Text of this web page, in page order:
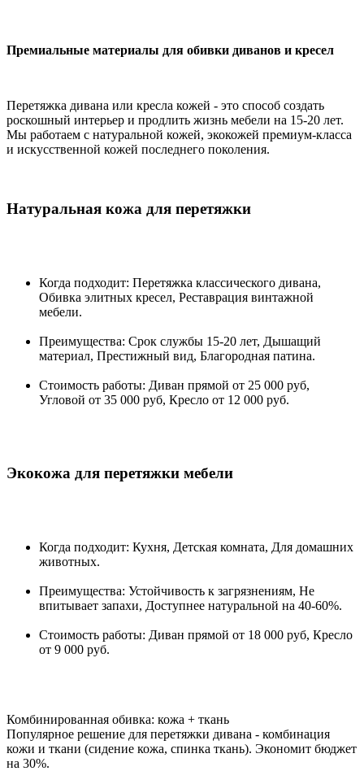
Премиальные материалы для обивки диванов и кресел
Перетяжка дивана или кресла кожей - это способ создать
роскошный интерьер и продлить жизнь мебели на 15-20 лет.
Мы работаем с натуральной кожей, экокожей премиум-класса
и искусственной кожей последнего поколения.
Натуральная кожа для перетяжки
Когда подходит: Перетяжка классического дивана,
Обивка элитных кресел, Реставрация винтажной
мебели.
Преимущества: Срок службы 15-20 лет, Дышащий
материал, Престижный вид, Благородная патина.
Стоимость работы: Диван прямой от 25 000 руб,
Угловой от 35 000 руб, Кресло от 12 000 руб.
Экокожа для перетяжки мебели
Когда подходит: Кухня, Детская комната, Для домашних
животных.
Преимущества: Устойчивость к загрязнениям, Не
впитывает запахи, Доступнее натуральной на 40-60%.
Стоимость работы: Диван прямой от 18 000 руб, Кресло
от 9 000 руб.
Комбинированная обивка: кожа + ткань
Популярное решение для перетяжки дивана - комбинация
кожи и ткани (сидение кожа, спинка ткань). Экономит бюджет
на 30%.